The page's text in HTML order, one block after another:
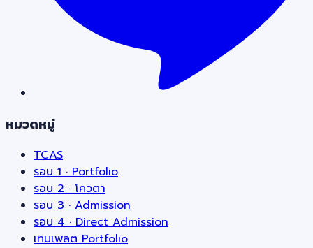
หมวดหมู่
TCAS
รอบ 1 · Portfolio
รอบ 2 · โควตา
รอบ 3 · Admission
รอบ 4 · Direct Admission
เทมเพลต Portfolio